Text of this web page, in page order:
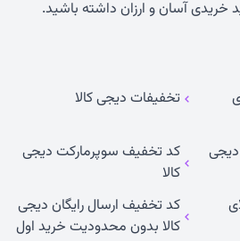
خریدی آسان و ارزان داشته باشید.
تخفیفات دیجی کالا
کد تخفیف سوپرمارکت دیجی
کالا
کد تخفیف ارسال رایگان دیجی
کالا بدون محدودیت خرید اول